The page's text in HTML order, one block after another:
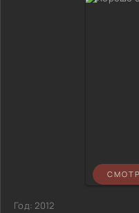
Год:2012